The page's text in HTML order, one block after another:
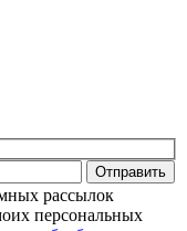
Отправить
рассылок
персональных